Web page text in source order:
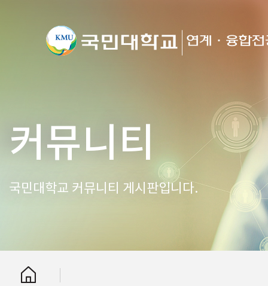
커뮤니티
국민대학교 커뮤니티 게시판입니다.